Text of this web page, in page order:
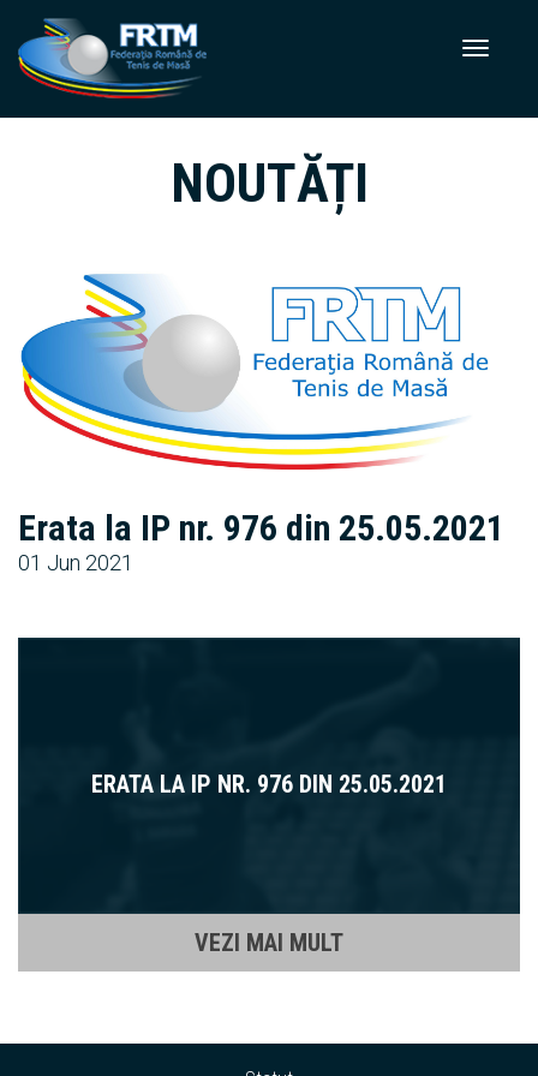
NOUTĂȚI
Erata la IP nr. 976 din 25.05.2021
01 Jun 2021
ERATA LA IP NR. 976 DIN 25.05.2021
VEZI MAI MULT